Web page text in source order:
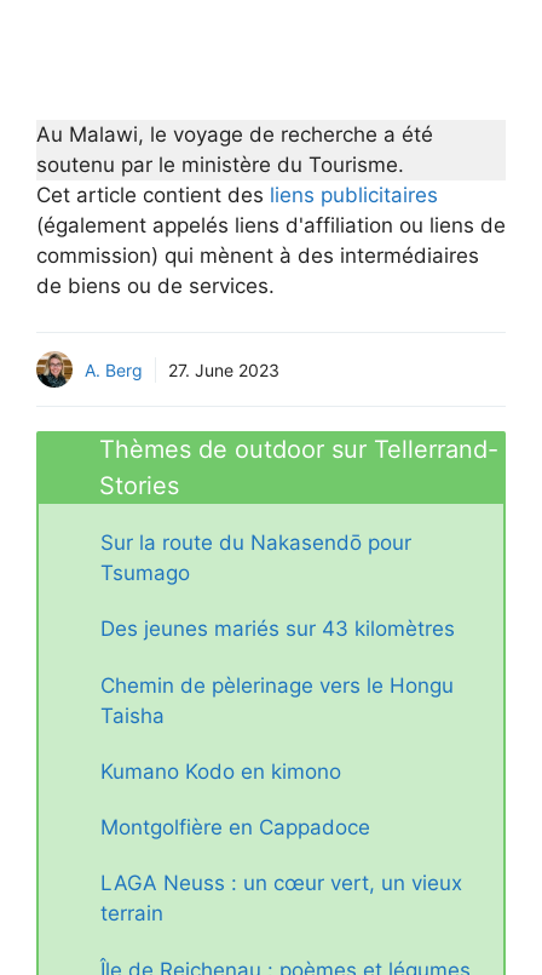
Au Malawi, le voyage de recherche a été
soutenu par le ministère du Tourisme.
Cet article contient des liens publicitaires
(également appelés liens d'affiliation ou liens de
commission) qui mènent à des intermédiaires
de biens ou de services.
A. Berg 27. June 2023
Thèmes de outdoor sur Tellerrand-
Stories
Sur la route du Nakasendō pour
Tsumago
Des jeunes mariés sur 43 kilomètres
Chemin de pèlerinage vers le Hongu
Taisha
Kumano Kodo en kimono
Montgolfière en Cappadoce
LAGA Neuss : un cœur vert, un vieux
terrain
Île de Reichenau : poèmes et légumes